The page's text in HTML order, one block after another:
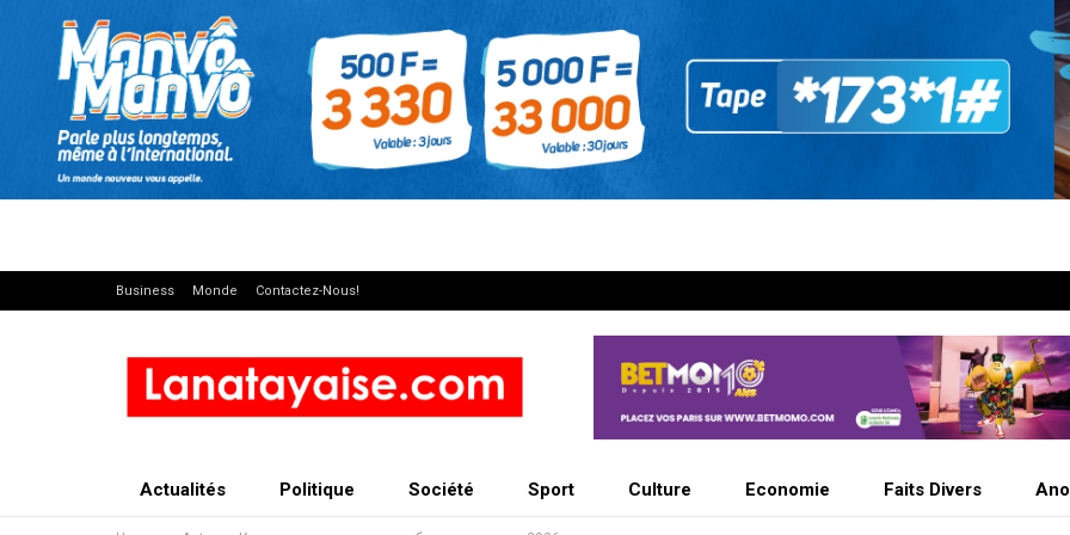
Business Monde Contactez-Nous!
Actualités Politique Société Sport Culture Economie Faits Divers